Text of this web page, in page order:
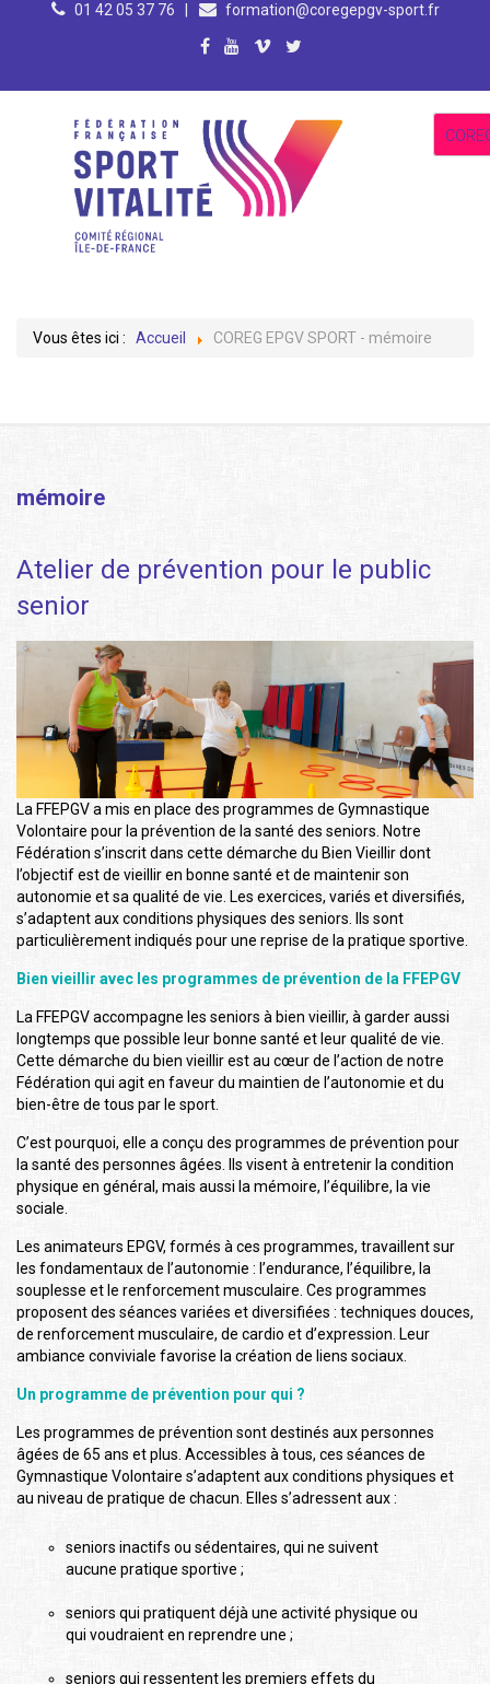
01 42 05 37 76 formation@coregepgv-sport.fr
Vous êtes ici : Accueil COREG EPGV SPORT - mémoire
mémoire
Atelier de prévention pour le public
senior
La FFEPGV a mis en place des programmes de Gymnastique
Volontaire pour la prévention de la santé des seniors. Notre
Fédération s’inscrit dans cette démarche du Bien Vieillir dont
l’objectif est de vieillir en bonne santé et de maintenir son
autonomie et sa qualité de vie. Les exercices, variés et diversifiés,
s’adaptent aux conditions physiques des seniors. Ils sont
particulièrement indiqués pour une reprise de la pratique sportive.
Bien vieillir avec les programmes de prévention de la FFEPGV
La FFEPGV accompagne les seniors à bien vieillir, à garder aussi
longtemps que possible leur bonne santé et leur qualité de vie.
Cette démarche du bien vieillir est au cœur de l’action de notre
Fédération qui agit en faveur du maintien de l’autonomie et du
bien-être de tous par le sport.
C’est pourquoi, elle a conçu des programmes de prévention pour
la santé des personnes âgées. Ils visent à entretenir la condition
physique en général, mais aussi la mémoire, l’équilibre, la vie
sociale.
Les animateurs EPGV, formés à ces programmes, travaillent sur
les fondamentaux de l’autonomie : l’endurance, l’équilibre, la
souplesse et le renforcement musculaire. Ces programmes
proposent des séances variées et diversifiées : techniques douces,
de renforcement musculaire, de cardio et d’expression. Leur
ambiance conviviale favorise la création de liens sociaux.
Un programme de prévention pour qui ?
Les programmes de prévention sont destinés aux personnes
âgées de 65 ans et plus. Accessibles à tous, ces séances de
Gymnastique Volontaire s’adaptent aux conditions physiques et
au niveau de pratique de chacun. Elles s’adressent aux :
seniors inactifs ou sédentaires, qui ne suivent
aucune pratique sportive ;
seniors qui pratiquent déjà une activité physique ou
qui voudraient en reprendre une ;
seniors qui ressentent les premiers effets du